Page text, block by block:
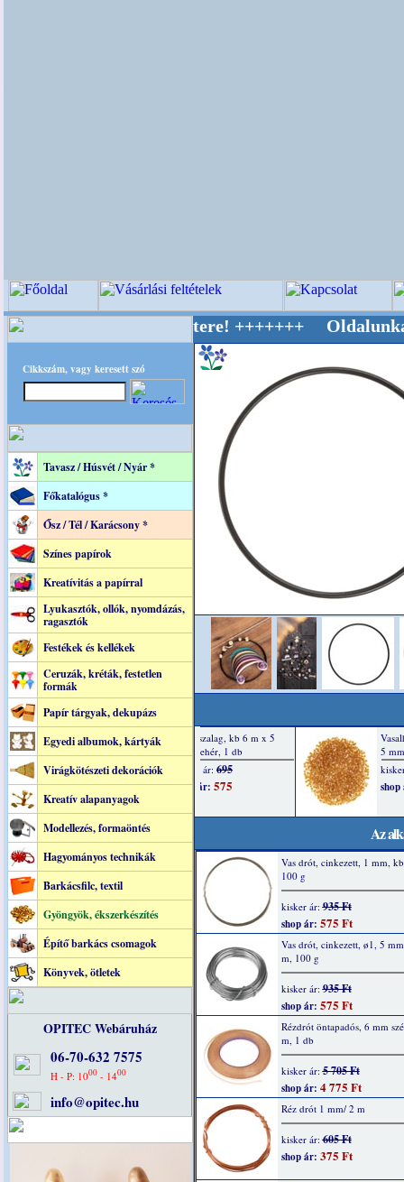
Cikkszám, vagy keresett szó
Tavasz / Húsvét / Nyár *
Főkatalógus *
Ősz / Tél / Karácsony *
Színes papírok
Kreatívitás a papírral
Lyukasztók, ollók, nyomdázás,
ragasztók
Festékek és kellékek
Ceruzák, kréták, festetlen
formák
Papír tárgyak, dekupázs
Egyedi albumok, kártyák
Virágkötészeti dekorációk
Kreatív alapanyagok
Modellezés, formaöntés
Hagyományos technikák
Barkácsfilc, textil
Gyöngyök, ékszerkészítés
Építő barkács csomagok
Könyvek, ötletek
OPITEC Webáruház
06-70-632 7575
H - P: 1000 - 1400
info@opitec.hu
Világ Mestere! +++++++ Oldalunkat
Az
Vas drót, cinkezett, 1 mm,
100 g
kisker ár:935 Ft
shop ár: 575 Ft
Vas drót, cinkezett, ø1, 5
m, 100 g
kisker ár:935 Ft
shop ár: 575 Ft
Rézdrót öntapadós, 6 mm
m, 1 db
kisker ár:5 705 Ft
shop ár: 4 775 Ft
Réz drót 1 mm/ 2 m
kisker ár:605 Ft
shop ár: 375 Ft